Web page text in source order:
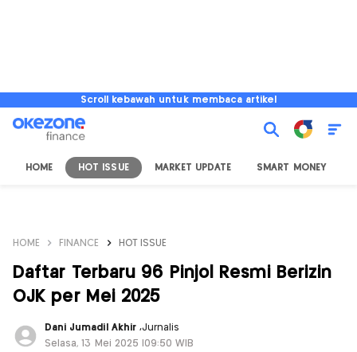
Scroll kebawah untuk membaca artikel
HOME HOT ISSUE MARKET UPDATE SMART MONEY
HOME FINANCE HOT ISSUE
Daftar Terbaru 96 Pinjol Resmi Berizin
OJK per Mei 2025
Dani Jumadil Akhir ,Jurnalis
Selasa, 13 Mei 2025 |09:50 WIB